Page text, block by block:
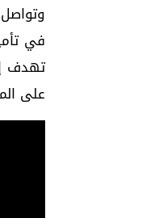
في
تهدف
على